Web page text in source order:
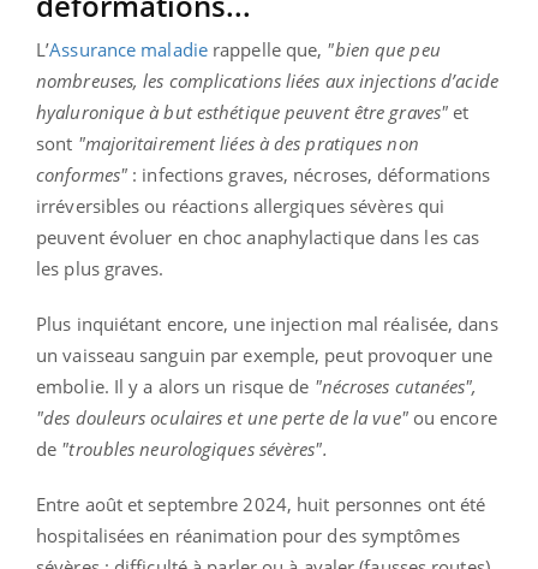
L’Assurance maladierappelle que, "bien que peu
nombreuses, les complications liées aux injections d’acide
hyaluronique à but esthétique peuvent être graves" et
sont "majoritairement liées à des pratiques non
conformes" : infections graves, nécroses, déformations
irréversibles ou réactions allergiques sévères qui
peuvent évoluer en choc anaphylactique dans les cas
les plus graves.
Plus inquiétant encore, une injection mal réalisée, dans
un vaisseau sanguin par exemple, peut provoquer une
embolie. Il y a alors un risque de "nécroses cutanées",
"des douleurs oculaires et une perte de la vue"ou encore
de "troubles neurologiques sévères".
Entre août et septembre 2024, huit personnes ont été
hospitalisées en réanimation pour des symptômes